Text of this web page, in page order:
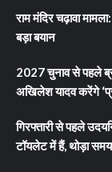
राम मंदिर चढ़ावा
बड़ा बयान
2027 चुनाव से पहले
अखिलेश यादव करेंगे
गिरफ्तारी से पहले
टॉयलेट में हैं, थोड़ा समय